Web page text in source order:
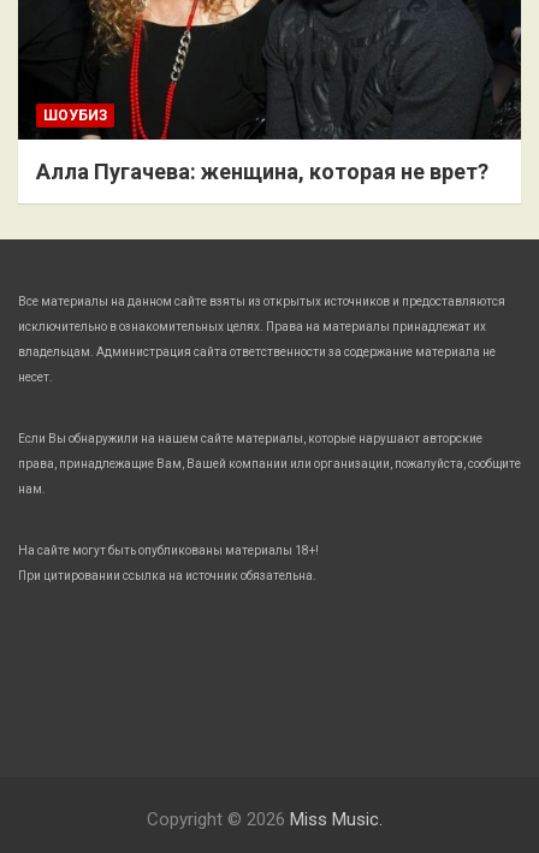
ШОУБИЗ
Алла Пугачева: женщина, которая не врет?
Все материалы на данном сайте взяты из открытых источников и предоставляются
исключительно в ознакомительных целях. Права на материалы принадлежат их
владельцам. Администрация сайта ответственности за содержание материала не
несет.
Если Вы обнаружили на нашем сайте материалы, которые нарушают авторские
права, принадлежащие Вам, Вашей компании или организации, пожалуйста, сообщите
нам.
На сайте могут быть опубликованы материалы 18+!
При цитировании ссылка на источник обязательна.
Copyright © 2026 Miss Music.